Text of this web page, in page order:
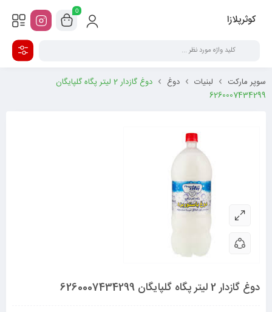
کوثرپلازا
0
سوپر مارکت لبنیات دوغ
دوغ گازدار 2 لیتر پگاه گلپایگان
6260007434299
دوغ گازدار 2 لیتر پگاه گلپایگان 6260007434299